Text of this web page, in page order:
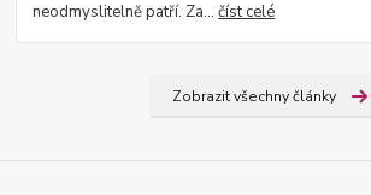
neodmyslitelně patří. Za...číst celé
Zobrazit všechny články